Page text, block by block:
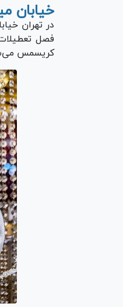
خیابان
در تهران
فصل
کریسمس